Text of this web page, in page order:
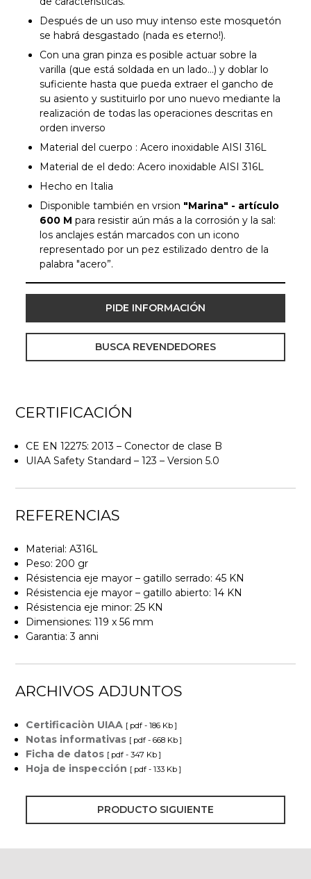
Después de un uso muy intenso este mosquetón
se habrá desgastado (nada es eterno!).
Con una gran pinza es posible actuar sobre la
varilla (que está soldada en un lado...) y doblar lo
suficiente hasta que pueda extraer el gancho de
su asiento y sustituirlo por uno nuevo mediante la
realización de todas las operaciones descritas en
orden inverso
Material del cuerpo : Acero inoxidable AISI 316L
Material de el dedo: Acero inoxidable AISI 316L
Hecho en Italia
Disponible también en vrsion "Marina" - artículo
600 M para resistir aún más a la corrosión y la sal:
los anclajes están marcados con un icono
representado por un pez estilizado dentro de la
palabra "acero”.
PIDE INFORMACIÓN
BUSCA REVENDEDORES
CERTIFICACIÓN
CE EN 12275: 2013 – Conector de clase B
UIAA Safety Standard – 123 – Version 5.0
REFERENCIAS
Material: A316L
Peso: 200 gr
Résistencia eje mayor – gatillo serrado: 45 KN
Résistencia eje mayor – gatillo abierto: 14 KN
Résistencia eje minor: 25 KN
Dimensiones: 119 x 56 mm
Garantia: 3 anni
ARCHIVOS ADJUNTOS
Certificaciòn UIAA [ pdf - 186 Kb ]
Notas informativas [ pdf - 668 Kb ]
Ficha de datos [ pdf - 347 Kb ]
Hoja de inspección [ pdf - 133 Kb ]
PRODUCTO SIGUIENTE